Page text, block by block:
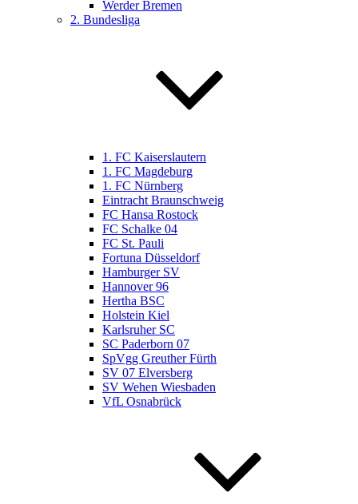
Werder Bremen
2. Bundesliga
1. FC Kaiserslautern
1. FC Magdeburg
1. FC Nürnberg
Eintracht Braunschweig
FC Hansa Rostock
FC Schalke 04
FC St. Pauli
Fortuna Düsseldorf
Hamburger SV
Hannover 96
Hertha BSC
Holstein Kiel
Karlsruher SC
SC Paderborn 07
SpVgg Greuther Fürth
SV 07 Elversberg
SV Wehen Wiesbaden
VfL Osnabrück